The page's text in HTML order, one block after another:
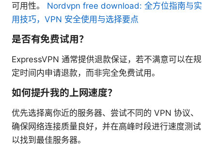
可用性。 Nordvpn free download: 全方位指南与实
用技巧，VPN 安全使用与选择要点
是否有免费试用？
ExpressVPN 通常提供退款保证，若不满意可以在规
定时间内申请退款，而非完全免费试用。
如何提升我的上网速度？
优先选择离你近的服务器、尝试不同的 VPN 协议、
确保网络连接质量良好，并在高峰时段进行速度测试
以找到最佳服务器。